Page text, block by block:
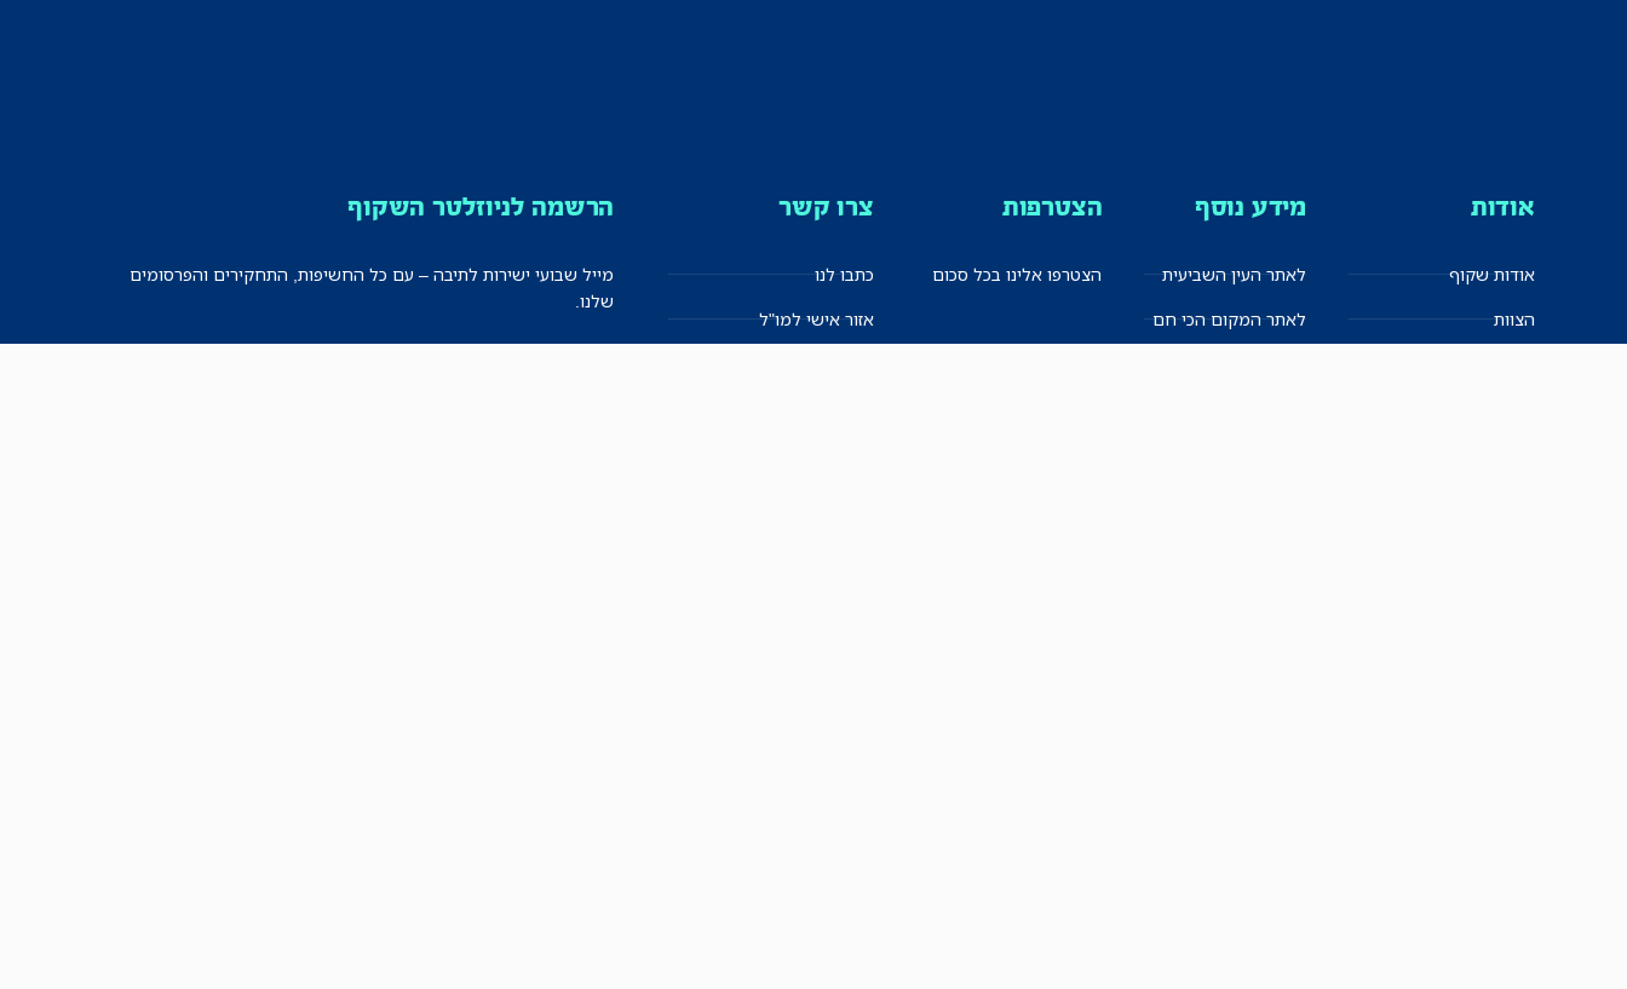
אודות
אודות שקוף
הצוות
מידע נוסף
לאתר העין השביעית
לאתר המקום הכי חם
הצטרפות
הצטרפו אלינו בכל סכום
צרו קשר
כתבו לנו
אזור אישי למו"ל
הרשמה לניוזלטר השקוף
מייל שבועי ישירות לתיבה – עם כל החשיפות, התחקירים והפרסומים
שלנו.